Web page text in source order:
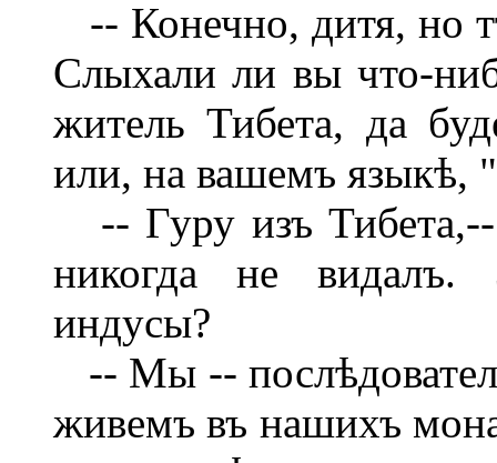
-- Конечно, дитя, но
Слыхали ли вы что-
житель Тибета, да
или, на вашемъ языкѣ,
-- Гуру изъ
никогда не видалъ.
индусы?
-- Мы --
живемъ въ нашихъ